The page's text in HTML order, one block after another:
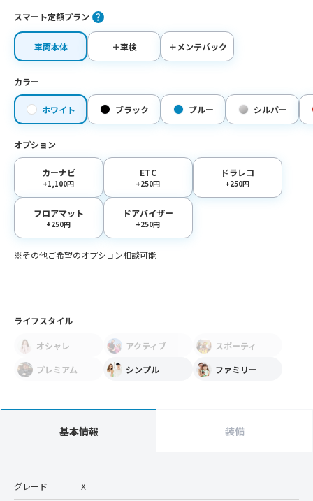
スマート定額プラン
車両本体 ＋車検 ＋メンテパック
カラー
ホワイト ブラック ブルー シルバー
オプション
カーナビ
+1,100円
ETC
+250円
ドラレコ
+250円
フロアマット
+250円
ドアバイザー
+250円
※その他ご希望のオプション相談可能
ライフスタイル
オシャレ アクティブ
スポーティ
プレミアム
シンプル ファミリー
基本情報 装備
グレード X